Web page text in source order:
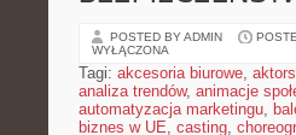
POSTED BY ADMIN
WYŁĄCZONA
Tagi: akcesoria biurowe,
analiza trendów, animacje
automatyzacja marketingu,
biznes w UE, casting,